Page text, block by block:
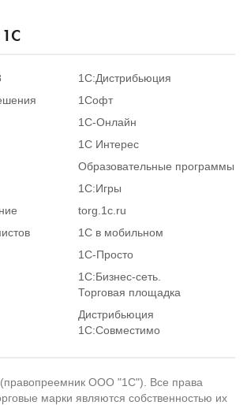
1С
1С:Дистрибьюция
1Софт
1С-Онлайн
1С Интерес
Образовательные программы
1С:Игры
torg.1c.ru
1С в мобильном
1C-Просто
1С:Бизнес-сеть.
Торговая площадка
Дистрибьюция
1С:Совместимо
ООО "1С"). Все права
марки являются собственностью их